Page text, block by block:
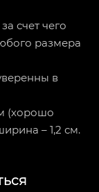
счет чего
размера
в
(хорошо
– 1,2 см.